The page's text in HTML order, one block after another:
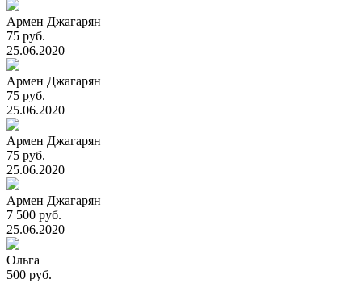
Армен Джагарян
75 руб.
25.06.2020
Армен Джагарян
75 руб.
25.06.2020
Армен Джагарян
75 руб.
25.06.2020
Армен Джагарян
7 500 руб.
25.06.2020
Ольга
500 руб.